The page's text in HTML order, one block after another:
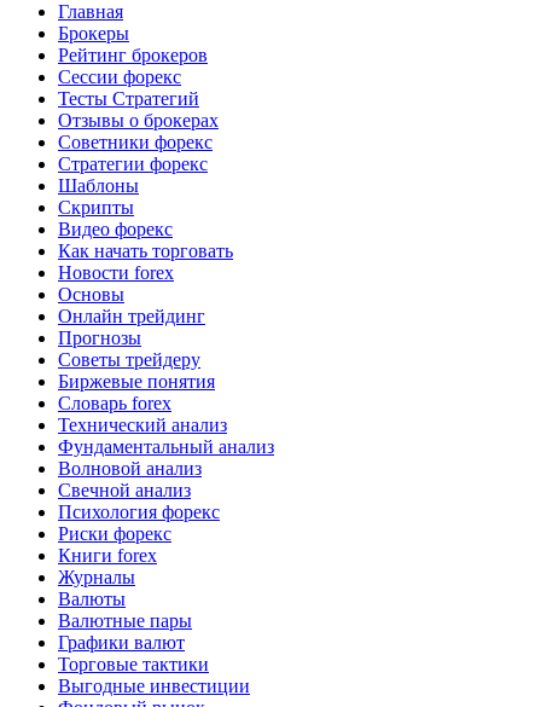
Главная
Брокеры
Рейтинг брокеров
Сессии форекс
Тесты Стратегий
Отзывы о брокерах
Советники форекс
Стратегии форекс
Шаблоны
Скрипты
Видео форекс
Как начать торговать
Новости forex
Основы
Онлайн трейдинг
Прогнозы
Советы трейдеру
Биржевые понятия
Словарь forex
Технический анализ
Фундаментальный анализ
Волновой анализ
Свечной анализ
Психология форекс
Риски форекс
Книги forex
Журналы
Валюты
Валютные пары
Графики валют
Торговые тактики
Выгодные инвестиции